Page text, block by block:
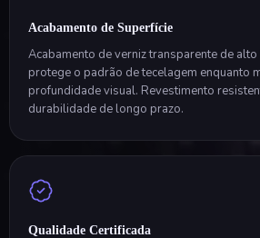
Acabamento de Superfície
Acabamento de verniz transparente de
protege o padrão de tecelagem enquanto
profundidade visual. Revestimento
durabilidade de longo prazo.
Qualidade Certificada